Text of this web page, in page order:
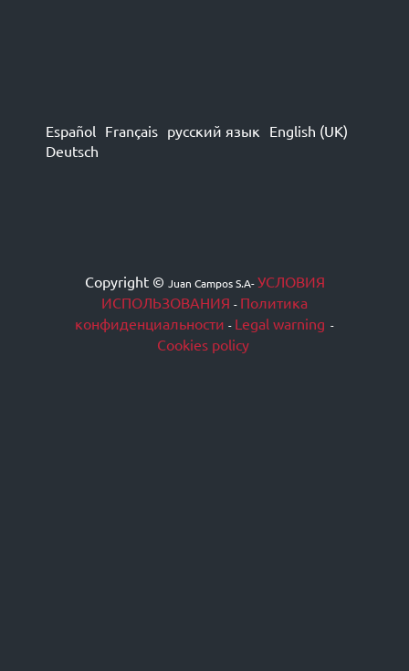
Español Français русский язык English (UK)
Deutsch
Copyright © Juan Campos S.A-УСЛОВИЯ
ИСПОЛЬЗОВАНИЯ - Политика
конфиденциальности - Legal warning -
Cookies policy